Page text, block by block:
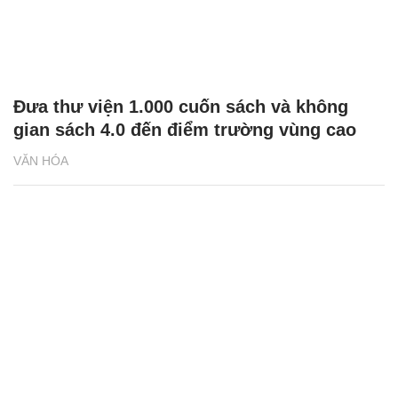
VĂN HÓA
Đưa thư viện 1.000 cuốn sách và không
gian sách 4.0 đến điểm trường vùng cao